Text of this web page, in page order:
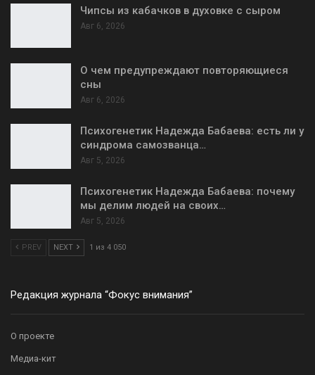
Чипсы из кабачков в духовке с сыром
Авг 6, 2026
О чем предупреждают повторяющиеся
сны
Авг 6, 2026
Психогенетик Надежда Бабаева: есть ли у
синдрома самозванца…
Авг 5, 2026
Психогенетик Надежда Бабаева: почему
мы делим людей на своих…
Авг 5, 2026
PREV NEXT 1 из 4 050
Редакция журнала “Фокус внимания”
О проекте
Медиа-кит